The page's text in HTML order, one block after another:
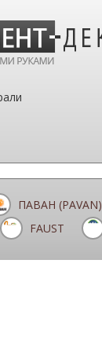
ПАВАН (PAVAN)
FAUST